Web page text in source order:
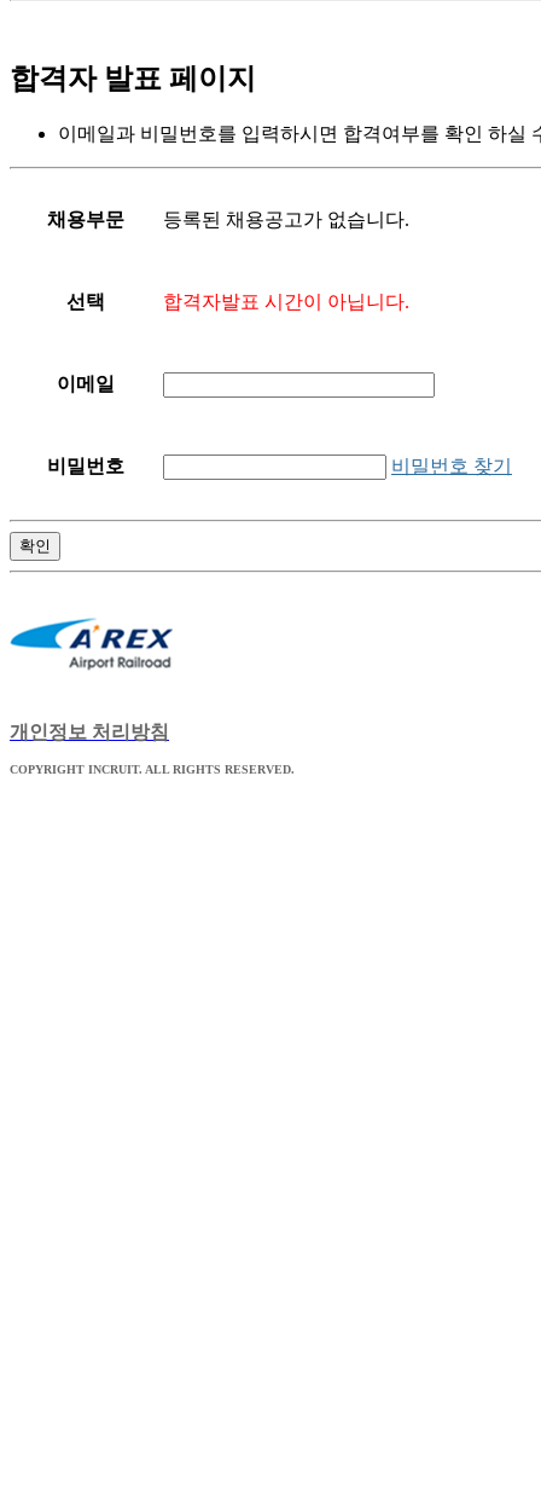
합격자 발표 페이지
이메일과 비밀번호를 입력하시면 합격여부를 확인 하실
채용부문 등록된 채용공고가 없습니다.
선택 합격자발표 시간이 아닙니다.
이메일
비밀번호 비밀번호 찾기
확인
개인정보 처리방침
COPYRIGHT INCRUIT. ALL RIGHTS RESERVED.